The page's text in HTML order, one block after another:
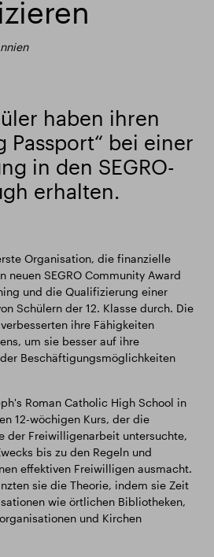
Responsible SEGRO
haben ihren
Passport“ bei einer
in den SEGRO-
erhalten.
Organisation, die finanzielle
neuen SEGRO Community Award
und die Qualifizierung einer
Schülern der 12. Klasse durch. Die
ihre Fähigkeiten
um sie besser auf ihre
Beschäftigungsmöglichkeiten
Roman Catholic High School in
12-wöchigen Kurs, der die
der Freiwilligenarbeit untersuchte,
bis zu den Regeln und
effektiven Freiwilligen ausmacht.
sie die Theorie, indem sie Zeit
wie örtlichen Bibliotheken,
und Kirchen